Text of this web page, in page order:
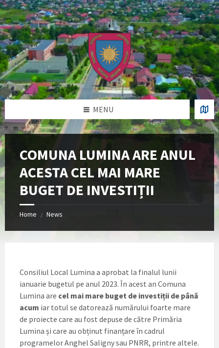
Skip
to
content
Skip
to
left
sidebar
Skip
to
right
sidebar
Skip
to
footer
MENU
COMUNA LUMINA ARE ANUL
ACESTA CEL MAI MARE
BUGET DE INVESTIȚII
Home / News
Consiliul Local Lumina a aprobat la finalul lunii
ianuarie bugetul pe anul 2023. În acest an Comuna
Lumina are cel mai mare buget de investiții de până
acum iar totul se datorează numărului foarte mare
de proiecte care au fost depuse de către Primăria
Lumina și care au obținut finanțare în cadrul
programelor Anghel Saligny sau PNRR, printre altele.